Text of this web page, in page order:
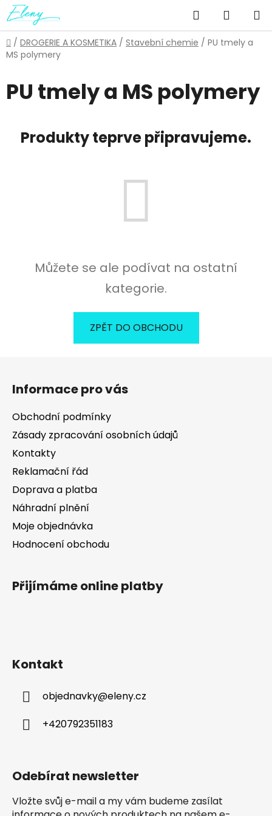
Přejít
na
obsah
Hledat
KOŠÍK
Domů
/ DROGERIE A KOSMETIKA / Stavební chemie / PU tmely a
MS polymery
PU tmely a MS polymery
Produkty teprve připravujeme.
Můžete se ale podívat na ostatní
kategorie.
ZPĚT DO OBCHODU
Informace pro vás
Obchodní podmínky
Zásady zpracování osobních údajů
Kontakty
Reklamační řád
Doprava a platba
Náhradní plnění
Moje objednávka
Hodnocení obchodu
Přijímáme online platby
Kontakt
objednavky@eleny.cz
+420792351183
Odebírat newsletter
Vložte svůj e-mail a my vám budeme zasílat